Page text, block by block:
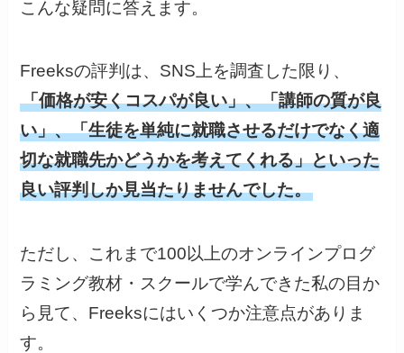
こんな疑問に答えます。
Freeksの評判は、SNS上を調査した限り、
「価格が安くコスパが良い」、「講師の質が良
い」、「生徒を単純に就職させるだけでなく適
切な就職先かどうかを考えてくれる」といった
良い評判しか見当たりませんでした。
ただし、これまで100以上のオンラインプログ
ラミング教材・スクールで学んできた私の目か
ら見て、Freeksにはいくつか注意点がありま
す。